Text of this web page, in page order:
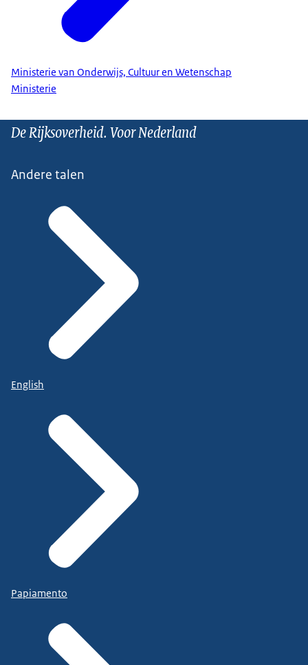
Ministerie van Onderwijs, Cultuur en Wetenschap
Ministerie
De Rijksoverheid. Voor Nederland
Andere talen
English
Papiamento